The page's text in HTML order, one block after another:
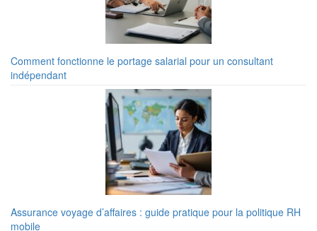
Comment fonctionne le portage salarial pour un consultant
indépendant
Assurance voyage d’affaires : guide pratique pour la politique RH
mobile